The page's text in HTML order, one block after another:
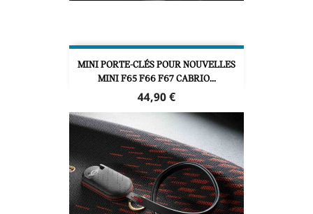
MINI PORTE-CLÉS POUR NOUVELLES
MINI F65 F66 F67 CABRIO...
Prix
44,90 €